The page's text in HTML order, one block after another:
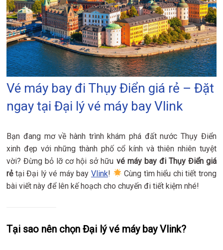
Vé máy bay đi Thụy Điển giá rẻ – Đặt
ngay tại Đại lý vé máy bay Vlink
Bạn đang mơ về hành trình khám phá đất nước Thụy Điển
xinh đẹp với những thành phố cổ kính và thiên nhiên tuyệt
vời? Đừng bỏ lỡ cơ hội sở hữu vé máy bay đi Thụy Điển giá
rẻtại Đại lý vé máy bay Vlink!
Cùng tìm hiểu chi tiết trong
bài viết này để lên kế hoạch cho chuyến đi tiết kiệm nhé!
Tại sao nên chọn Đại lý vé máy bay Vlink?